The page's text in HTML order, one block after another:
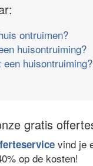
ontruimen?
huisontruiming?
een huisontruiming?
gratis
vind je
op de kosten!